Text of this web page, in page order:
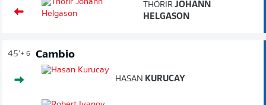
THÓRIRJÓHANN
HELGASON
45'+ 6 Cambio
HASAN KURUCAY